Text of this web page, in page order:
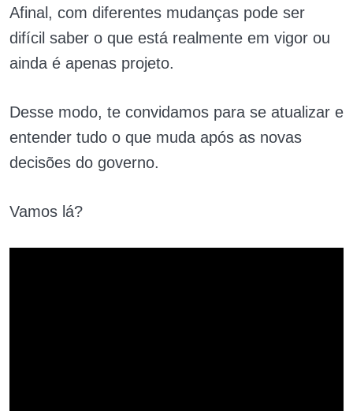
Afinal, com diferentes mudanças pode ser
difícil saber o que está realmente em vigor ou
ainda é apenas projeto.
Desse modo, te convidamos para se atualizar e
entender tudo o que muda após as novas
decisões do governo.
Vamos lá?